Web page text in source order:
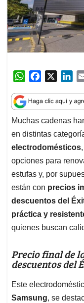
W
a
t
s
A
p
p
c
e
b
o
o
k
n
k
e
d
I
n
Muchas cadenas
en distintas
electrodomésticos
opciones para
estufas y, por
están con precios
descuentos del
práctica y
quienes buscan
Precio final de
descuentos del
Este
Samsung, se